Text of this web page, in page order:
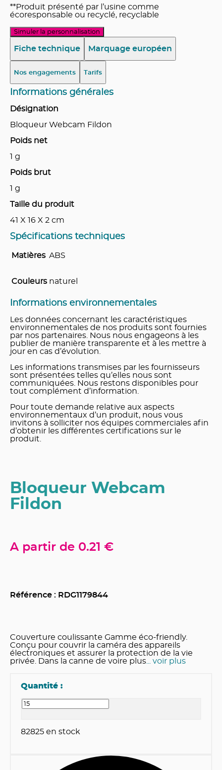
**Produit présenté par l’usine comme
écoresponsable ou recyclé, recyclable
Simuler la personnalisation
Fiche technique Marquage européen
Nos engagements Tarifs
Informations générales
Désignation
Bloqueur Webcam Fildon
Poids net
1 g
Poids brut
1 g
Taille du produit
41 X 16 X 2 cm
Spécifications techniques
Matières ABS
Couleurs naturel
Informations environnementales
Les données concernant les caractéristiques
environnementales de nos produits sont fournies
par nos partenaires. Nous nous engageons à les
publier de manière transparente et à les mettre à
jour en cas d’évolution.
Les informations transmises par les fournisseurs
sont présentées telles qu’elles nous sont
communiquées. Nous restons disponibles pour
tout complément d’information.
Pour toute demande relative aux aspects
environnementaux d’un produit, nous vous
invitons à solliciter nos équipes commerciales afin
d’obtenir les différentes certifications sur le
produit.
Bloqueur Webcam
Fildon
A partir de 0.21 €
Référence : RDG1179844
Couverture coulissante Gamme éco-friendly.
Conçu pour couvrir la caméra des appareils
électroniques et assurer la protection de la vie
privée. Dans la canne de voire plus... voir plus
Quantité :
82825 en stock